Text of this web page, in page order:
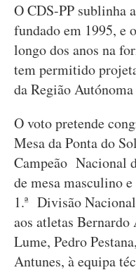
O CDS-PP sublinha
fundado em 1995, e
longo dos anos na
tem permitido
da Região
O voto pretende
Mesa da Ponta do
Campeão Nacional
de mesa masculino
1.ª Divisão
aos atletas
Lume, Pedro
Antunes, à equipa